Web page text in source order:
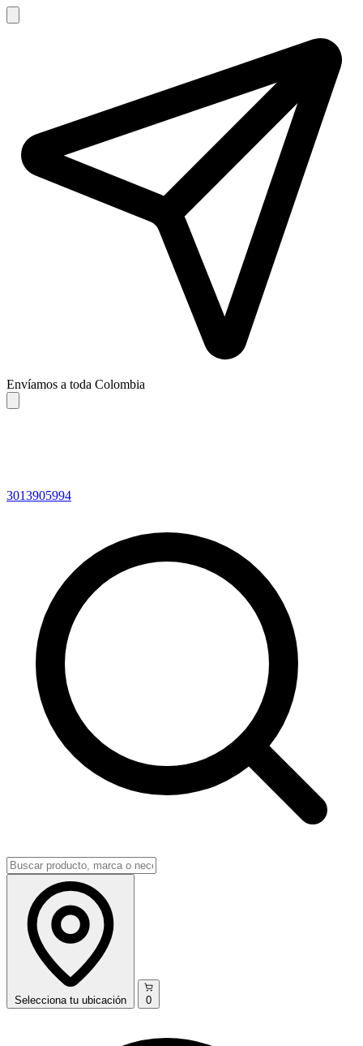
Envíamos a toda Colombia
3013905994
Selecciona tu ubicación 0